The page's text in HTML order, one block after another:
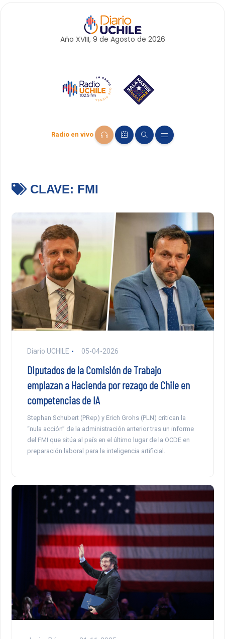
Año XVIII, 9 de Agosto de 2026
Radio en vivo
CLAVE: FMI
Diario UCHILE 05-04-2026
Diputados de la Comisión de Trabajo
emplazan a Hacienda por rezago de Chile en
competencias de IA
Stephan Schubert (PRep) y Erich Grohs (PLN) critican la
“nula acción” de la administración anterior tras un informe
del FMI que sitúa al país en el último lugar de la OCDE en
preparación laboral para la inteligencia artificial.